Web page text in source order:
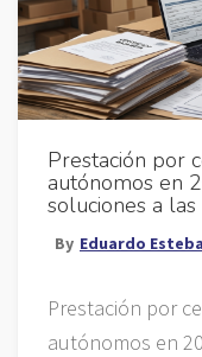
Prestación por
autónomos en
soluciones a
By Eduardo
Prestación por
autónomos en